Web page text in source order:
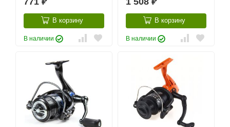
В корзину
В наличии
В корзину
В наличии